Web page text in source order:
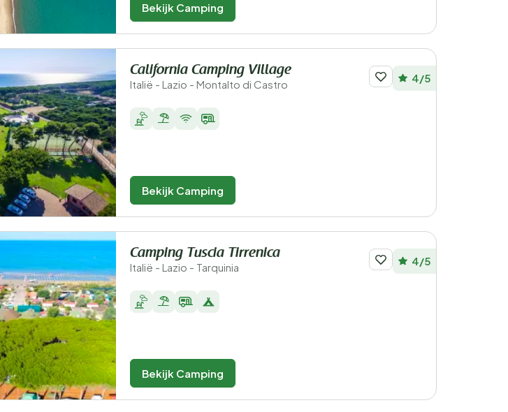
Bekijk Camping
California Camping Village
Italië - Lazio - Montalto di Castro 4/5
Bekijk Camping
Camping Tuscia Tirrenica
Italië - Lazio - Tarquinia 4/5
Bekijk Camping